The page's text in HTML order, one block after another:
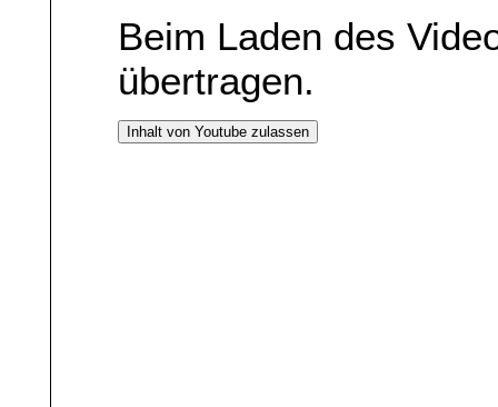
Beim Laden des
übertragen.
Inhalt von Youtube zulassen